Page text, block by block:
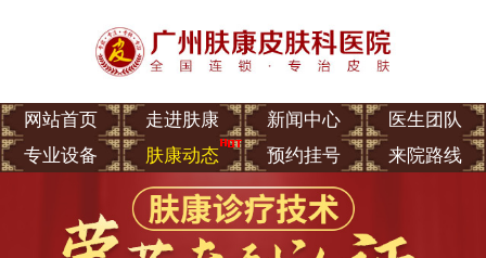
网站首页 走进肤康 新闻中心
医生团队
专业设备
肤康动态 预约挂号 来院路线